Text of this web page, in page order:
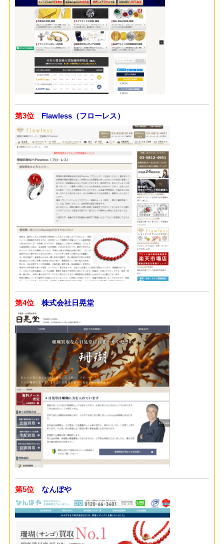
第3位 Flawless（フローレス）
第4位 株式会社日晃堂
第5位 なんぼや